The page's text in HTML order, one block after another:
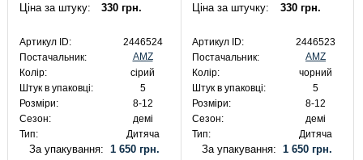
Ціна за штуку: 330 грн.
Артикул ID:
2446524
Постачальник:
AMZ
Колір:
сірий
Штук в упаковці:
5
Розміри:
8-12
Сезон:
демі
Тип:
Дитяча
За упакування: 1 650 грн.
Ціна за штучку: 330 грн.
Артикул ID:
2446523
Постачальник:
AMZ
Колір:
чорний
Штук в упаковці:
5
Розміри:
8-12
Сезон:
демі
Тип:
Дитяча
За упакування:1 650 грн.